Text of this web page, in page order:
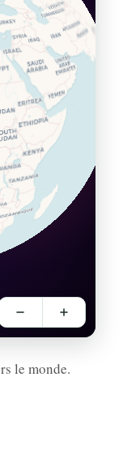
le monde.